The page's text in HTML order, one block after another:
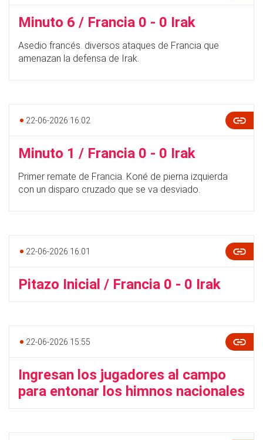
Minuto 6 / Francia 0 - 0 Irak
Asedio francés. diversos ataques de Francia que
amenazan la defensa de Irak.
22-06-2026 16:02
Minuto 1 / Francia 0 - 0 Irak
Primer remate de Francia. Koné de pierna izquierda
con un disparo cruzado que se va desviado.
22-06-2026 16:01
Pitazo Inicial / Francia 0 - 0 Irak
22-06-2026 15:55
Ingresan los jugadores al campo
para entonar los himnos nacionales